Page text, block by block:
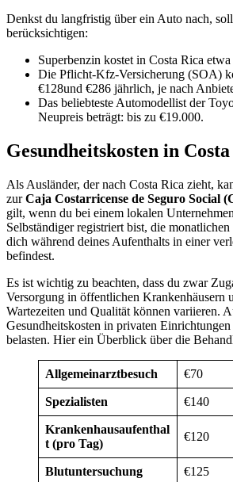
Denkst du langfristig über ein Auto nach,
berücksichtigen:
Superbenzin kostet in Costa Rica
Die Pflicht-Kfz-Versicherung (SOA)
€128und €286 jährlich, je nach
Das beliebteste Automodellist der
Neupreis beträgt: bis zu €19.000.
Gesundheitskosten in
Als Ausländer, der nach Costa Rica zieht,
zurCaja Costarricense de Seguro Social
gilt, wenn du bei einem lokalen
Selbständiger registriert bist, die
dich während deines Aufenthalts in einer
befindest.
Es ist wichtig zu beachten, dass du zwar
Versorgung in öffentlichen Krankenhäusern
Wartezeiten und Qualität können variieren.
Gesundheitskosten in privaten
belasten. Hier ein Überblick über die
Allgemeinarztbesuch €70
Spezialisten €140
Krankenhausaufenthal
t (pro Tag)
€120
Blutuntersuchung €125